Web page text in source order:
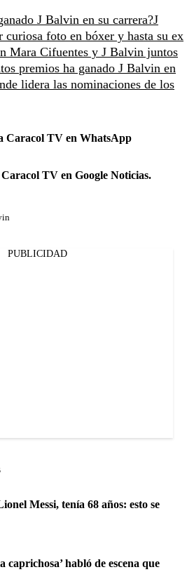
J Balvin en su carrera?J
curiosa foto en bóxer y hasta su ex
Mara Cifuentes y J Balvin juntos
premios ha ganado J Balvin en
lidera las nominaciones de los
Caracol TV en WhatsApp
Caracol TV en Google Noticias.
PUBLICIDAD
Messi, tenía 68 años: esto se
caprichosa’ habló de escena que